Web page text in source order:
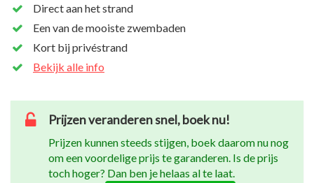
Direct aan het strand
Een van de mooiste zwembaden
Kort bij privéstrand
Bekijk alle info
Prijzen veranderen snel, boek nu!
Prijzen kunnen steeds stijgen, boek daarom nu nog
om een voordelige prijs te garanderen. Is de prijs
toch hoger? Dan ben je helaas al te laat.